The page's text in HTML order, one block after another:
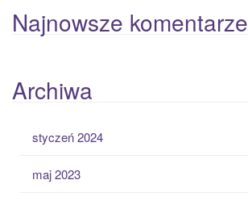
Najnowsze komentarze
Archiwa
styczeń 2024
maj 2023